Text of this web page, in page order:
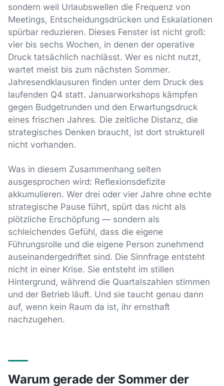
sondern weil Urlaubswellen die Frequenz von
Meetings, Entscheidungsdrücken und Eskalationen
spürbar reduzieren. Dieses Fenster ist nicht groß:
vier bis sechs Wochen, in denen der operative
Druck tatsächlich nachlässt. Wer es nicht nutzt,
wartet meist bis zum nächsten Sommer.
Jahresendklausuren finden unter dem Druck des
laufenden Q4 statt. Januarworkshops kämpfen
gegen Budgetrunden und den Erwartungsdruck
eines frischen Jahres. Die zeitliche Distanz, die
strategisches Denken braucht, ist dort strukturell
nicht vorhanden.
Was in diesem Zusammenhang selten
ausgesprochen wird: Reflexionsdefizite
akkumulieren. Wer drei oder vier Jahre ohne echte
strategische Pause führt, spürt das nicht als
plötzliche Erschöpfung — sondern als
schleichendes Gefühl, dass die eigene
Führungsrolle und die eigene Person zunehmend
auseinandergedriftet sind. Die Sinnfrage entsteht
nicht in einer Krise. Sie entsteht im stillen
Hintergrund, während die Quartalszahlen stimmen
und der Betrieb läuft. Und sie taucht genau dann
auf, wenn kein Raum da ist, ihr ernsthaft
nachzugehen.
Warum gerade der Sommer der